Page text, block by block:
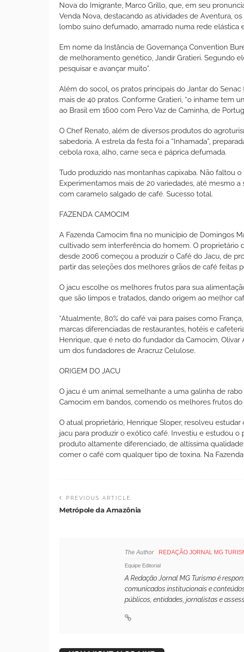
Nova do Imigrante, Marco Grillo, que, em seu
Venda Nova, destacando as atividades de Aventura,
lombo suíno defumado, amarrado numa rede elástica
Em nome da Instância de Governança Convention
de melhoramento genético, Jandir Gratieri. Segundo
pesquisar e avançar muito”.
Além do socol, os pratos principais do Jantar do
mais de 40 pratos. Conforme Gratieri, “o inhame tem
ao Brasil em 1600 com Pero Vaz de Caminha, de
O Chef Renato, além de diversos produtos do
sabedoria. A estrela da festa foi a “Inhamada”,
cebola roxa, alho, carne seca e páprica defumada.
Tudo produzido nas montanhas capixaba. Não faltou
Experimentamos mais de 20 variedades, até mesmo
com caramelo salgado de café. Sucesso total.
FAZENDA CAMOCIM
A Fazenda Camocim fina no município de Domingos
cultivado sem interferência do homem. O proprietário
desde 2006 começou a produzir o Café do Jacu, de
partir das seleções dos melhores grãos de café feitas
O jacu escolhe os melhores frutos para sua
que são limpos e tratados, dando origem ao melhor
“Atualmente, 80% do café vai para países como
marcas diferenciadas de restaurantes, hotéis e
Henrique, que é neto do fundador da Camocim,
um dos fundadores de Aracruz Celulose.
ORIGEM DO JACU
O jacu é um animal semelhante a uma galinha de
Camocim em bandos, comendo os melhores frutos
O atual proprietário, Henrique Sloper, resolveu
jacu para produzir o exótico café. Investiu e estudou
produto altamente diferenciado, de altíssima
comer o café com qualquer tipo de toxina. Na
PREVIOUS ARTICLE
Metrópole da Amazônia
The Author REDAÇÃO JORNAL MG
Equipe Editorial
A Redação Jornal MG Turismo é
comunicados institucionais e
públicos, entidades, jornalistas e